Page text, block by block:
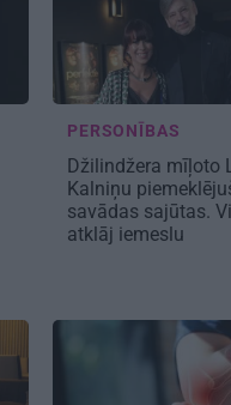
PERSONĪBAS
Džilindžera mīļoto
Kalniņu
savādas sajūtas.
atklāj iemeslu